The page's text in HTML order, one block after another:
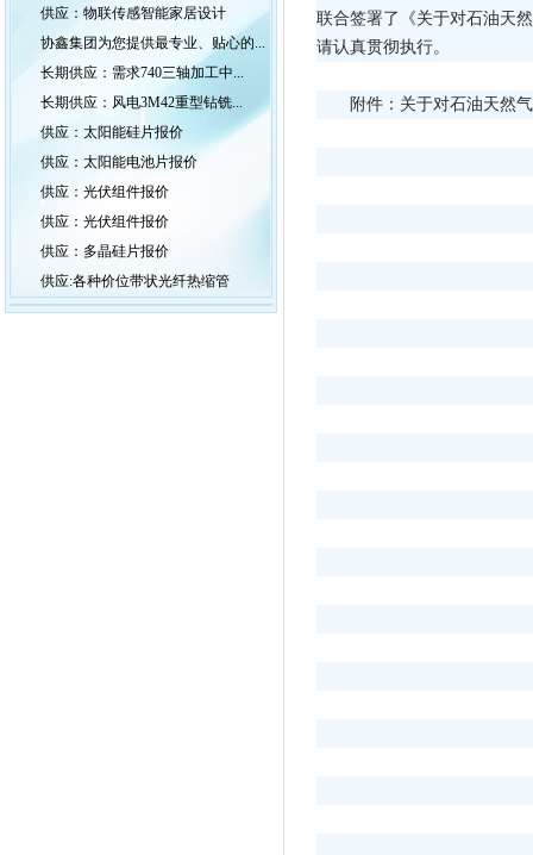
供应：物联传感智能家居设计
协鑫集团为您提供最专业、贴心的...
长期供应：需求740三轴加工中...
长期供应：风电3M42重型钻铣...
供应：太阳能硅片报价
供应：太阳能电池片报价
供应：光伏组件报价
供应：光伏组件报价
供应：多晶硅片报价
供应:各种价位带状光纤热缩管
联合签署了《关于对石油天
请认真贯彻执行。
附件：关于对石油天然